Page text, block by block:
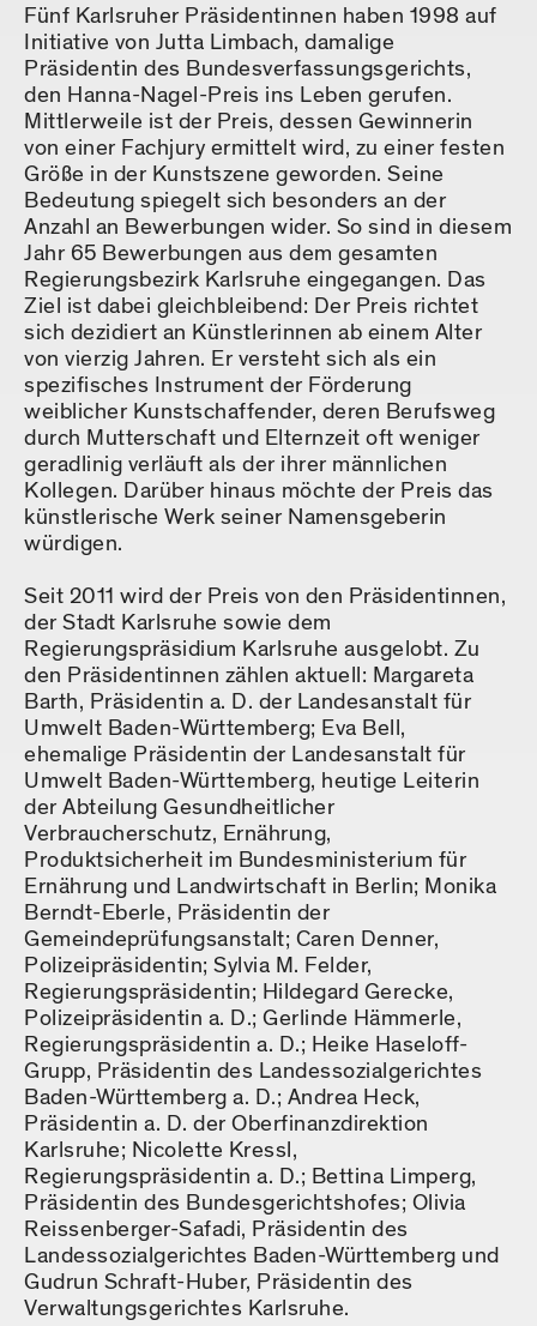
Fünf Karlsruher Präsidentinnen haben 1998 auf
Initiative von Jutta Limbach, damalige
Präsidentin des Bundesverfassungsgerichts,
den Hanna-Nagel-Preis ins Leben gerufen.
Mittlerweile ist der Preis, dessen Gewinnerin
von einer Fachjury ermittelt wird, zu einer festen
Größe in der Kunstszene geworden. Seine
Bedeutung spiegelt sich besonders an der
Anzahl an Bewerbungen wider. So sind in diesem
Jahr 65 Bewerbungen aus dem gesamten
Regierungsbezirk Karlsruhe eingegangen. Das
Ziel ist dabei gleichbleibend: Der Preis richtet
sich dezidiert an Künstlerinnen ab einem Alter
von vierzig Jahren. Er versteht sich als ein
spezifisches Instrument der Förderung
weiblicher Kunstschaffender, deren Berufsweg
durch Mutterschaft und Elternzeit oft weniger
geradlinig verläuft als der ihrer männlichen
Kollegen. Darüber hinaus möchte der Preis das
künstlerische Werk seiner Namensgeberin
würdigen.
Seit 2011 wird der Preis von den Präsidentinnen,
der Stadt Karlsruhe sowie dem
Regierungspräsidium Karlsruhe ausgelobt. Zu
den Präsidentinnen zählen aktuell: Margareta
Barth, Präsidentin a. D. der Landesanstalt für
Umwelt Baden-Württemberg; Eva Bell,
ehemalige Präsidentin der Landesanstalt für
Umwelt Baden-Württemberg, heutige Leiterin
der Abteilung Gesundheitlicher
Verbraucherschutz, Ernährung,
Produktsicherheit im Bundesministerium für
Ernährung und Landwirtschaft in Berlin; Monika
Berndt-Eberle, Präsidentin der
Gemeindeprüfungsanstalt; Caren Denner,
Polizeipräsidentin; Sylvia M. Felder,
Regierungspräsidentin; Hildegard Gerecke,
Polizeipräsidentin a. D.; Gerlinde Hämmerle,
Regierungspräsidentin a. D.; Heike Haseloff-
Grupp, Präsidentin des Landessozialgerichtes
Baden-Württemberg a. D.; Andrea Heck,
Präsidentin a. D. der Oberfinanzdirektion
Karlsruhe; Nicolette Kressl,
Regierungspräsidentin a. D.; Bettina Limperg,
Präsidentin des Bundesgerichtshofes; Olivia
Reissenberger-Safadi, Präsidentin des
Landessozialgerichtes Baden-Württemberg und
Gudrun Schraft-Huber, Präsidentin des
Verwaltungsgerichtes Karlsruhe.